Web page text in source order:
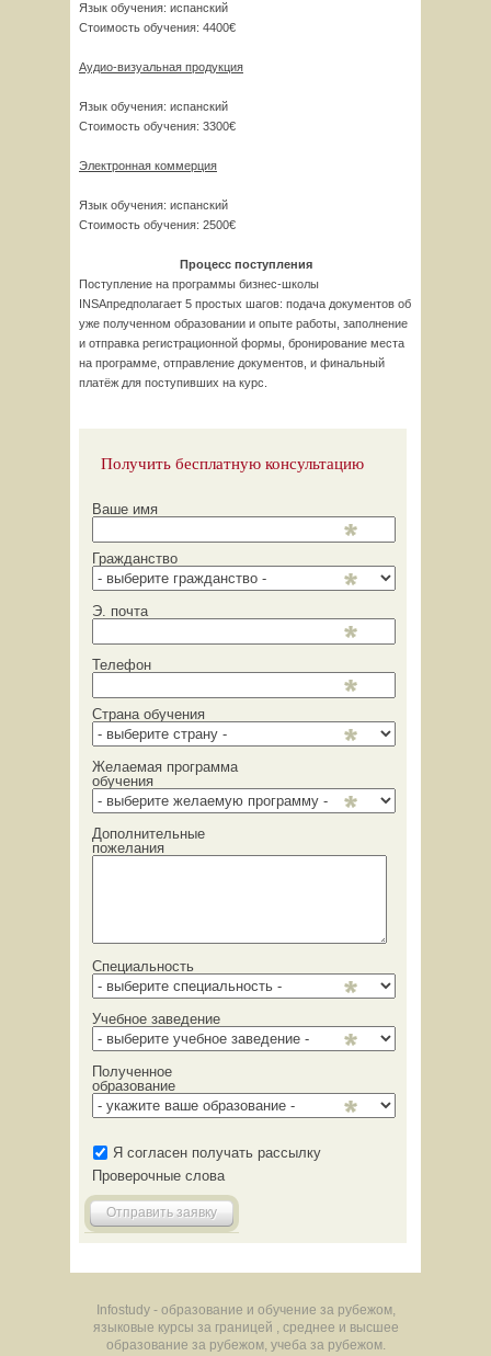
Язык обучения: испанский
Стоимость обучения: 4400€
Аудио-визуальная продукция
Язык обучения: испанский
Стоимость обучения: 3300€
Электронная коммерция
Язык обучения: испанский
Стоимость обучения: 2500€
Процесс поступления
Поступление на программы бизнес-школы
INSAпредполагает 5 простых шагов: подача документов об
уже полученном образовании и опыте работы, заполнение
и отправка регистрационной формы, бронирование места
на программе, отправление документов, и финальный
платёж для поступивших на курс.
Получить бесплатную консультацию
Ваше имя
Гражданство
Э. почта
Телефон
Страна обучения
Желаемая программа
обучения
Дополнительные
пожелания
Специальность
Учебное заведение
Полученное
образование
Я согласен получать рассылку
Проверочные слова
Отправить заявку
Infostudy - образование и обучение за рубежом,
языковые курсы за границей , среднее и высшее
образование за рубежом, учеба за рубежом.